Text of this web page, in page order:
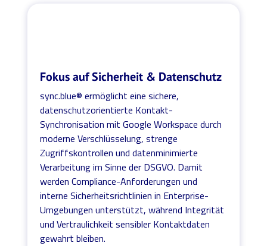
Fokus auf Sicherheit & Datenschutz
sync.blue® ermöglicht eine sichere,
datenschutzorientierte Kontakt-
Synchronisation mit Google Workspace durch
moderne Verschlüsselung, strenge
Zugriffskontrollen und datenminimierte
Verarbeitung im Sinne der DSGVO. Damit
werden Compliance-Anforderungen und
interne Sicherheitsrichtlinien in Enterprise-
Umgebungen unterstützt, während Integrität
und Vertraulichkeit sensibler Kontaktdaten
gewahrt bleiben.